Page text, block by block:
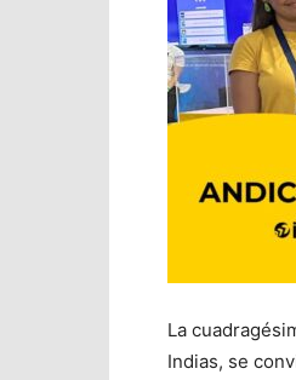
La
Indias, se